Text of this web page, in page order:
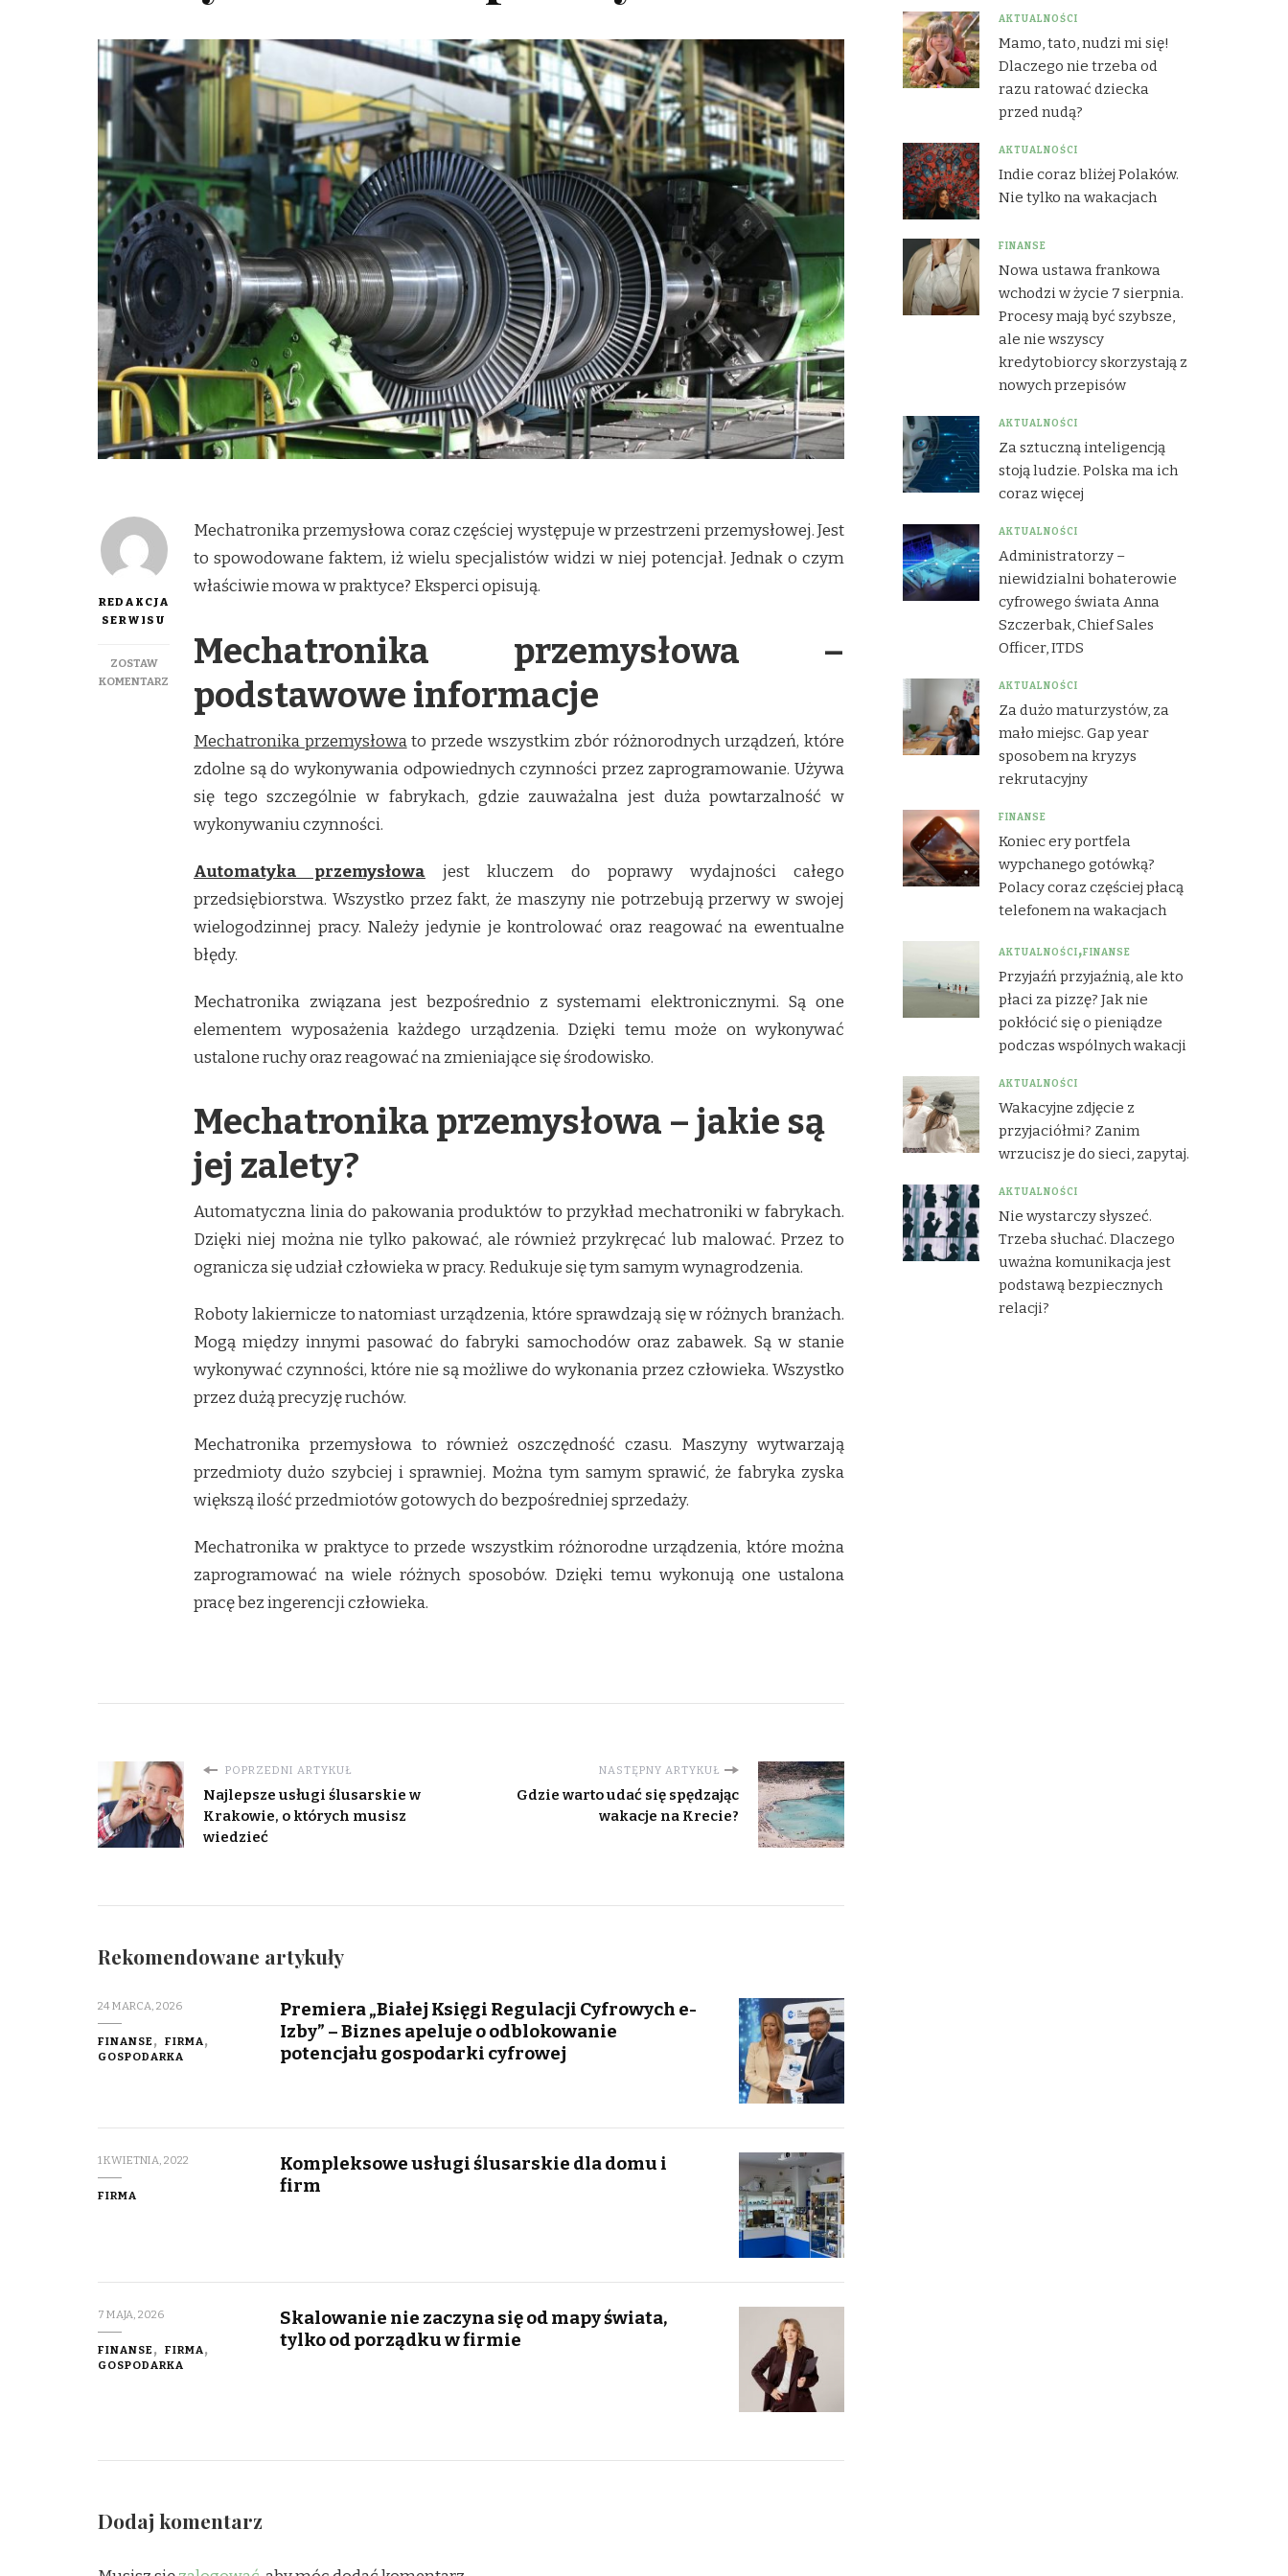
REDAKCJA
SERWISU
ZOSTAW
KOMENTARZ
MECHATRONIKA
PRZEMYSŁOWA
CZYM
MOWA
PRAKTYCE?
Mechatronika przemysłowa coraz częściej występuje w przestrzeni przemysłowej. Jest
to spowodowane faktem, iż wielu specjalistów widzi w niej potencjał. Jednak o czym
właściwie mowa w praktyce? Eksperci opisują.
Mechatronika przemysłowa –
podstawowe informacje
Mechatronika przemysłowato przede wszystkim zbór różnorodnych urządzeń, które
zdolne są do wykonywania odpowiednych czynności przez zaprogramowanie. Używa
się tego szczególnie w fabrykach, gdzie zauważalna jest duża powtarzalność w
wykonywaniu czynności.
Automatyka przemysłowa
jest kluczem do poprawy wydajności całego
przedsiębiorstwa. Wszystko przez fakt, że maszyny nie potrzebują przerwy w swojej
wielogodzinnej pracy. Należy jedynie je kontrolować oraz reagować na ewentualne
błędy.
Mechatronika związana jest bezpośrednio z systemami elektronicznymi. Są one
elementem wyposażenia każdego urządzenia. Dzięki temu może on wykonywać
ustalone ruchy oraz reagować na zmieniające się środowisko.
Mechatronika przemysłowa – jakie są
jej zalety?
Automatyczna linia do pakowania produktów to przykład mechatroniki w fabrykach.
Dzięki niej można nie tylko pakować, ale również przykręcać lub malować. Przez to
ogranicza się udział człowieka w pracy. Redukuje się tym samym wynagrodzenia.
Roboty lakiernicze to natomiast urządzenia, które sprawdzają się w różnych branżach.
Mogą między innymi pasować do fabryki samochodów oraz zabawek. Są w stanie
wykonywać czynności, które nie są możliwe do wykonania przez człowieka. Wszystko
przez dużą precyzję ruchów.
Mechatronika przemysłowa to również oszczędność czasu. Maszyny wytwarzają
przedmioty dużo szybciej i sprawniej. Można tym samym sprawić, że fabryka zyska
większą ilość przedmiotów gotowych do bezpośredniej sprzedaży.
Mechatronika w praktyce to przede wszystkim różnorodne urządzenia, które można
zaprogramować na wiele różnych sposobów. Dzięki temu wykonują one ustalona
pracę bez ingerencji człowieka.
POPRZEDNI ARTYKUŁ
Najlepsze usługi ślusarskie w
Krakowie, o których musisz
wiedzieć
NASTĘPNY ARTYKUŁ
Gdzie warto udać się spędzając
wakacje na Krecie?
Rekomendowane artykuły
24 MARCA, 2026
FINANSE
FIRMA
GOSPODARKA
Premiera „Białej Księgi Regulacji Cyfrowych e-
Izby” – Biznes apeluje o odblokowanie
potencjału gospodarki cyfrowej
1 KWIETNIA, 2022
FIRMA
Kompleksowe usługi ślusarskie dla domu i
firm
7 MAJA, 2026
FINANSE
FIRMA
GOSPODARKA
Skalowanie nie zaczyna się od mapy świata,
tylko od porządku w firmie
Dodaj komentarz
AKTUALNOŚCI
Mamo, tato, nudzi mi się!
Dlaczego nie trzeba od
razu ratować dziecka
przed nudą?
AKTUALNOŚCI
Indie coraz bliżej Polaków.
Nie tylko na wakacjach
FINANSE
Nowa ustawa frankowa
wchodzi w życie 7 sierpnia.
Procesy mają być szybsze,
ale nie wszyscy
kredytobiorcy skorzystają z
nowych przepisów
AKTUALNOŚCI
Za sztuczną inteligencją
stoją ludzie. Polska ma ich
coraz więcej
AKTUALNOŚCI
Administratorzy –
niewidzialni bohaterowie
cyfrowego świata Anna
Szczerbak, Chief Sales
Officer, ITDS
AKTUALNOŚCI
Za dużo maturzystów, za
mało miejsc. Gap year
sposobem na kryzys
rekrutacyjny
FINANSE
Koniec ery portfela
wypchanego gotówką?
Polacy coraz częściej płacą
telefonem na wakacjach
AKTUALNOŚCI FINANSE
Przyjaźń przyjaźnią, ale kto
płaci za pizzę? Jak nie
pokłócić się o pieniądze
podczas wspólnych wakacji
AKTUALNOŚCI
Wakacyjne zdjęcie z
przyjaciółmi? Zanim
wrzucisz je do sieci, zapytaj.
AKTUALNOŚCI
Nie wystarczy słyszeć.
Trzeba słuchać. Dlaczego
uważna komunikacja jest
podstawą bezpiecznych
relacji?